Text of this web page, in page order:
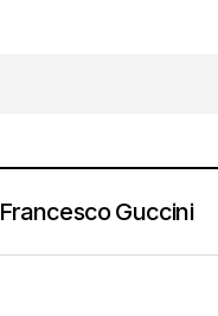
Francesco Guccini